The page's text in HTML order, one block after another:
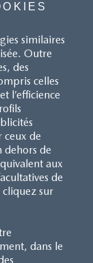
ou le vélo.
transports en
similaires
Outre
des
celles
l’efficience
ceux de
dehors de
aux
de
sur
dans le